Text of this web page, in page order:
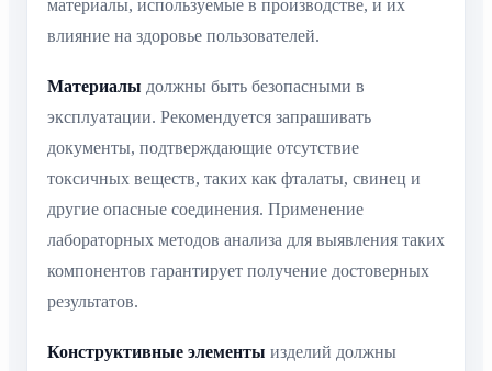
материалы, используемые в производстве, и их
влияние на здоровье пользователей.
Материалы должны быть безопасными в
эксплуатации. Рекомендуется запрашивать
документы, подтверждающие отсутствие
токсичных веществ, таких как фталаты, свинец и
другие опасные соединения. Применение
лабораторных методов анализа для выявления таких
компонентов гарантирует получение достоверных
результатов.
Конструктивные элементы изделий должны